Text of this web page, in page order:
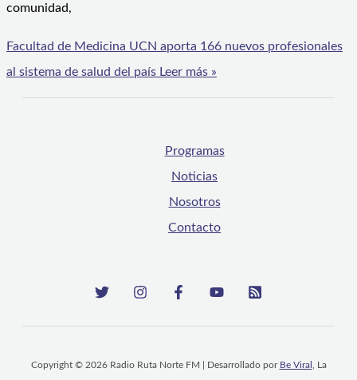
comunidad,
Facultad de Medicina UCN aporta 166 nuevos profesionales
al sistema de salud del país Leer más »
Programas
Noticias
Nosotros
Contacto
Copyright © 2026 Radio Ruta Norte FM | Desarrollado por Be Viral , La